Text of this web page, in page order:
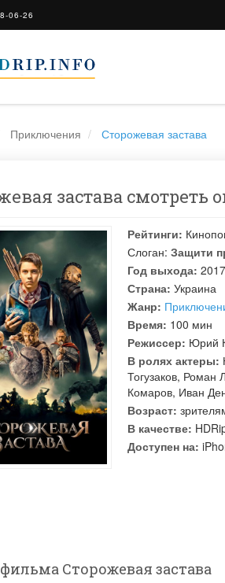
06-26
Приключения Сторожевая застава
застава смотреть
Рейтинги:
Слоган: Защити
Год выхода: 2017
Страна: Украина
Жанр:
Время: 100 мин
Режиссер: Юрий
В ролях актеры:
Тогузаков, Роман
Комаров, Иван
Возраст:
В качестве:
Доступен на:
Сторожевая застава